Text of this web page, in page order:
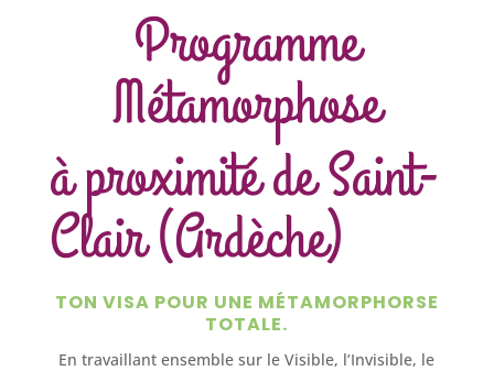
Programme
Métamorphose
à proximité de Saint-
Clair (Ardèche)
TON VISA POUR UNE MÉTAMORPHORSE
TOTALE.
En travaillant ensemble sur le Visible, l’Invisible, le